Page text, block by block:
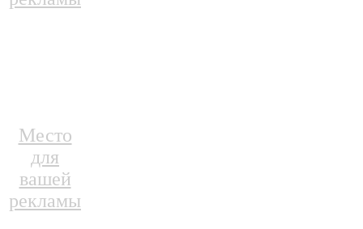
Место
для
вашей
рекламы